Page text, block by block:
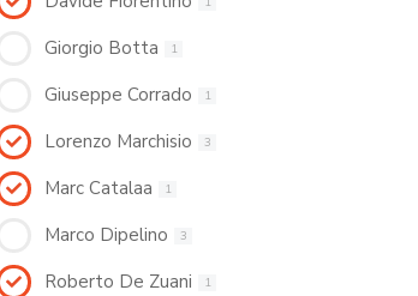
Giorgio Botta 1
Giuseppe Corrado 1
Lorenzo Marchisio 3
Marc Catalaa 1
Marco Dipelino 3
Roberto De Zuani 1